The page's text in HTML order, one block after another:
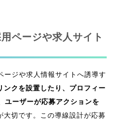
ページや求人サイト
ージや求人情報サイトへ誘導す
ンクを設置したり、プロフィー
ユーザーが応募アクションを
大切です。この導線設計が応募